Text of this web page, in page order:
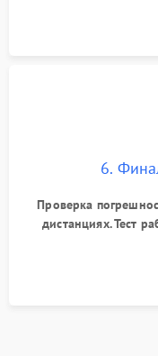
абсолютно черному
6.
Проверка
дистанциях. Тест
термограмм в
автономности